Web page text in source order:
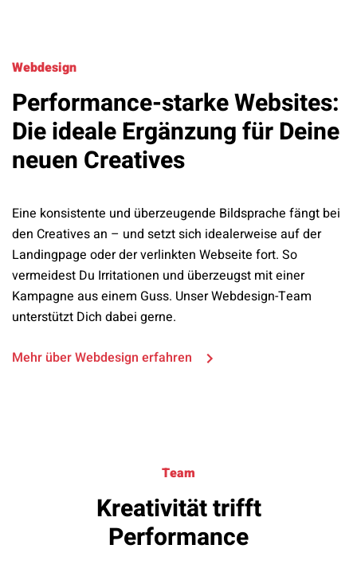
Webdesign
Performance-starke Websites:
Die ideale Ergänzung für Deine
neuen Creatives
Eine konsistente und überzeugende Bildsprache fängt bei
den Creatives an – und setzt sich idealerweise auf der
Landingpage oder der verlinkten Webseite fort. So
vermeidest Du Irritationen und überzeugst mit einer
Kampagne aus einem Guss. Unser Webdesign-Team
unterstützt Dich dabei gerne.
Mehr über Webdesign erfahren
Team
Kreativität trifft
Performance